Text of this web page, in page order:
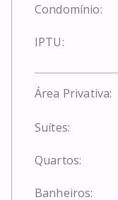
Condomínio:
IPTU:
Área Privativa:
Suítes:
Quartos:
Banheiros: